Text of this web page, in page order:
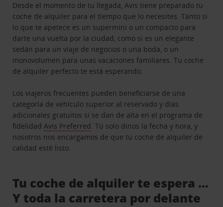
Desde el momento de tu llegada, Avis tiene preparado tu
coche de alquiler para el tiempo que lo necesites. Tanto si
lo que te apetece es un supermini o un compacto para
darte una vuelta por la ciudad, como si es un elegante
sedán para un viaje de negocios o una boda, o un
monovolumen para unas vacaciones familiares. Tu coche
de alquiler perfecto te está esperando.
Los viajeros frecuentes pueden beneficiarse de una
categoría de vehículo superior al reservado y días
adicionales gratuitos si se dan de alta en el programa de
fidelidadAvis Preferred. Tú solo dinos la fecha y hora, y
nosotros nos encargamos de que tu coche de alquiler de
calidad esté listo.
Tu coche de alquiler te espera …
Y toda la carretera por delante